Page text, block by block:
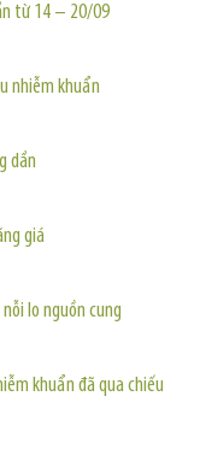
từ 14 – 20/09
nhiễm khuẩn
dần
giá
lo nguồn cung
khuẩn đã qua chiếu